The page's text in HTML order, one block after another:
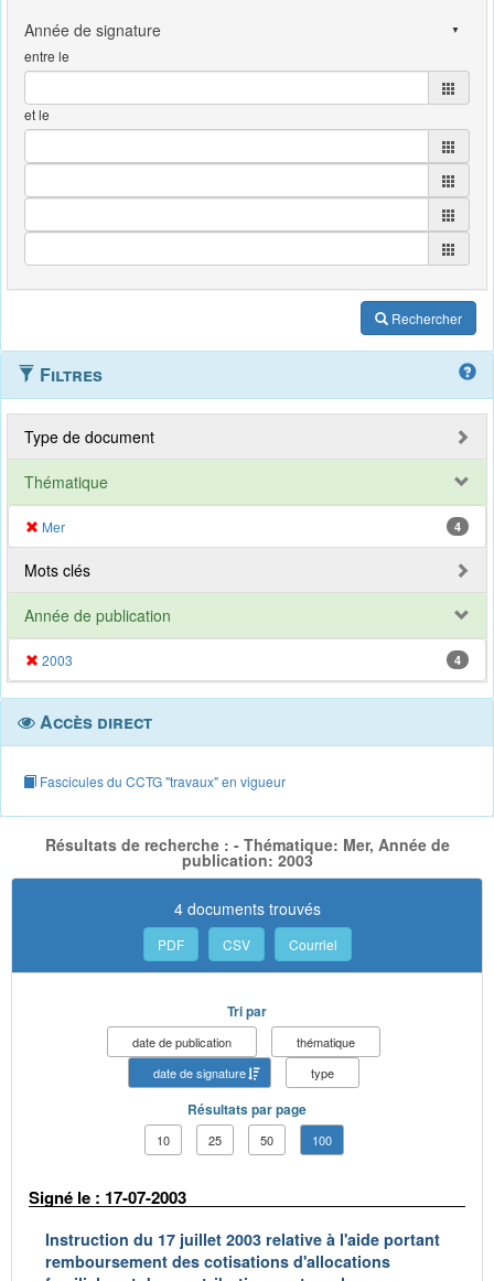
entre le
et le
Rechercher
Filtres
Type de document
Thématique
Mer 4
Mots clés
Année de publication
2003 4
Accès direct
Fascicules du CCTG "travaux" en vigueur
Résultats de recherche : - Thématique: Mer, Année de
publication: 2003
4 documents trouvés
PDF CSV Courriel
Tri par
date de publication
thématique
date de signature
type
Résultats par page
10 25 50 100
Signé le : 17-07-2003
Instruction du 17 juillet 2003 relative à l'aide portant
remboursement des cotisations d'allocations